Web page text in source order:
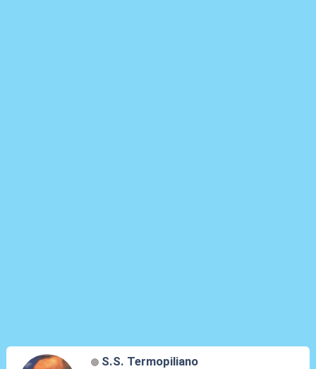
S.S. Termopiliano